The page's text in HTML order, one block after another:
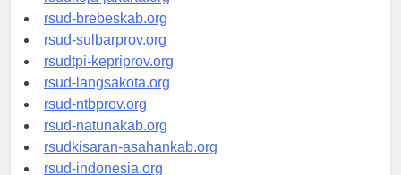
rsudkoja-jakarta.org
rsud-brebeskab.org
rsud-sulbarprov.org
rsudtpi-kepriprov.org
rsud-langsakota.org
rsud-ntbprov.org
rsud-natunakab.org
rsudkisaran-asahankab.org